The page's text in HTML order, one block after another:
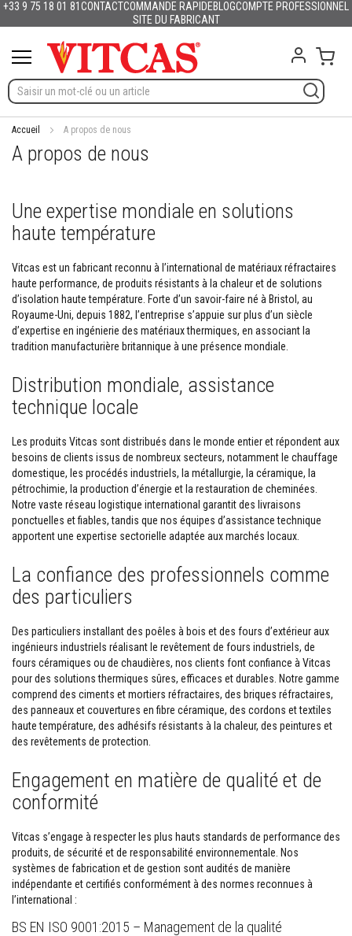
+33 9 75 18 01 81CONTACTCOMMANDE RAPIDEBLOGCOMPTE PROFESSIONNEL
SITE DU FABRICANT
contenu
PortugalNederland
Sverige
Danmark
NorgeSuomiLietuva
LatvijaEesti
Slovenija
Hrvatska
PolskaEnglish (US)
a
r
i
a
u
x
f
r
a
c
a
i
r
e
s
s
t
i
r
é
f
r
a
c
t
a
e
s
d
u
i
t
t
p
l
â
e
r
é
s
t
a
n
t
s
l
Accueil A propos de nous
A propos de nous
Une expertise mondiale en solutions
haute température
Vitcas est un fabricant reconnu à l’international de matériaux réfractaires
haute performance, de produits résistants à la chaleur et de solutions
d’isolation haute température. Forte d’un savoir-faire né à Bristol, au
Royaume-Uni, depuis 1882, l’entreprise s’appuie sur plus d’un siècle
d’expertise en ingénierie des matériaux thermiques, en associant la
tradition manufacturière britannique à une présence mondiale.
Distribution mondiale, assistance
technique locale
Les produits Vitcas sont distribués dans le monde entier et répondent aux
besoins de clients issus de nombreux secteurs, notamment le chauffage
domestique, les procédés industriels, la métallurgie, la céramique, la
pétrochimie, la production d’énergie et la restauration de cheminées.
Notre vaste réseau logistique international garantit des livraisons
ponctuelles et fiables, tandis que nos équipes d’assistance technique
apportent une expertise sectorielle adaptée aux marchés locaux.
La confiance des professionnels comme
des particuliers
Des particuliers installant des poêles à bois et des fours d’extérieur aux
ingénieurs industriels réalisant le revêtement de fours industriels, de
fours céramiques ou de chaudières, nos clients font confiance à Vitcas
pour des solutions thermiques sûres, efficaces et durables. Notre gamme
comprend des ciments et mortiers réfractaires, des briques réfractaires,
des panneaux et couvertures en fibre céramique, des cordons et textiles
haute température, des adhésifs résistants à la chaleur, des peintures et
des revêtements de protection.
Engagement en matière de qualité et de
conformité
Vitcas s’engage à respecter les plus hauts standards de performance des
produits, de sécurité et de responsabilité environnementale. Nos
systèmes de fabrication et de gestion sont audités de manière
indépendante et certifiés conformément à des normes reconnues à
l’international :
BS EN ISO 9001:2015 – Management de la qualité